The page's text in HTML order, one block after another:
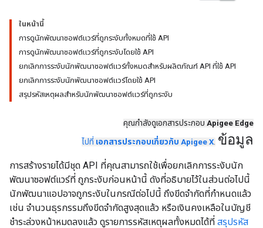
ในหน้านี้
การดูนักพัฒนาซอฟต์แวร์ที่ถูกระงับทั้งหมดที่ใช้ API
การดูนักพัฒนาซอฟต์แวร์ที่ถูกระงับโดยใช้ API
ยกเลิกการระงับนักพัฒนาซอฟต์แวร์ทั้งหมดสำหรับผลิตภัณฑ์ API ที่ใช้ API
ยกเลิกการระงับนักพัฒนาซอฟต์แวร์โดยใช้ API
สรุปรหัสเหตุผลสำหรับนักพัฒนาซอฟต์แวร์ที่ถูกระงับ
คุณกำลังดูเอกสารประกอบ Apigee Edge
ไปที่ เอกสารประกอบเกี่ยวกับ Apigee X. ข้อมูล
การสร้างรายได้มีชุด API ที่คุณสามารถใช้เพื่อยกเลิกการระงับนัก
พัฒนาซอฟต์แวร์ที่ ถูกระงับก่อนหน้านี้ ดังที่อธิบายไว้ในส่วนต่อไปนี้
นักพัฒนาแอปอาจถูกระงับในกรณีต่อไปนี้ ถึงขีดจำกัดที่กำหนดแล้ว
เช่น จำนวนธุรกรรมถึงขีดจำกัดสูงสุดแล้ว หรือเงินคงเหลือในบัญชี
ชำระล่วงหน้าหมดลงแล้ว ดูรายการรหัสเหตุผลทั้งหมดได้ที่ สรุปรหัส